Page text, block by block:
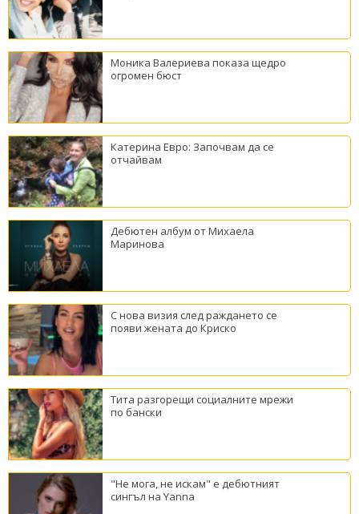
Моника Валериева показа щедро
огромен бюст
Катерина Евро: Започвам да се
отчайвам
Дебютен албум от Михаела
Маринова
С нова визия след раждането се
появи жената до Криско
Тита разгорещи социалните мрежи
по бански
"Не мога, не искам" е дебютният
сингъл на Yanna